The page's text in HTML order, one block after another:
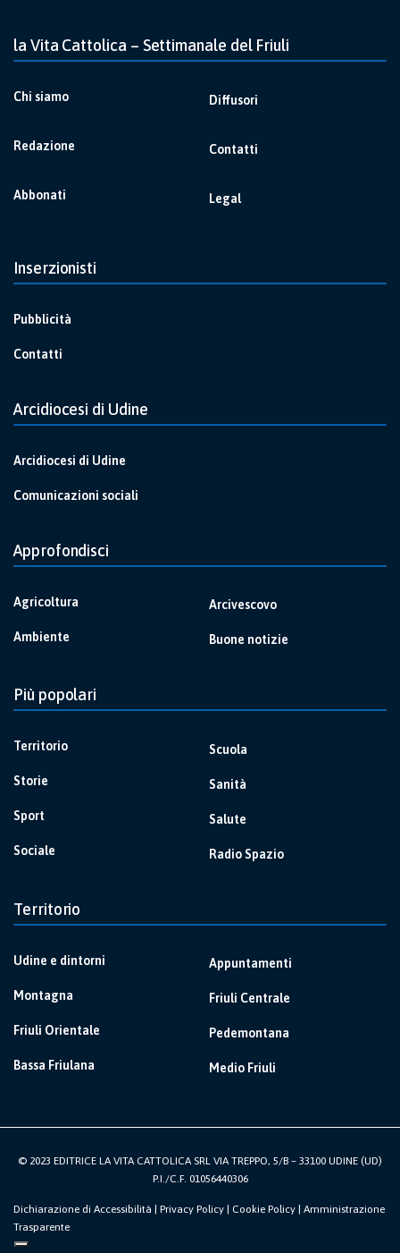
la Vita Cattolica – Settimanale del Friuli
Chi siamo
Redazione
Abbonati
Diffusori
Contatti
Legal
Inserzionisti
Pubblicità
Contatti
Arcidiocesi di Udine
Arcidiocesi di Udine
Comunicazioni sociali
Approfondisci
Agricoltura
Ambiente
Arcivescovo
Buone notizie
Più popolari
Territorio
Storie
Sport
Sociale
Scuola
Sanità
Salute
Radio Spazio
Territorio
Udine e dintorni
Montagna
Friuli Orientale
Bassa Friulana
Appuntamenti
Friuli Centrale
Pedemontana
Medio Friuli
© 2023 EDITRICE LA VITA CATTOLICA SRL VIA TREPPO, 5/B – 33100 UDINE (UD)
P.I./C.F. 01056440306
Dichiarazione di Accessibilità Privacy Policy Cookie Policy
Amministrazione
Trasparente